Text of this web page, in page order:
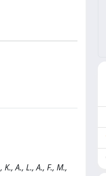
A., L., A., F., M.,